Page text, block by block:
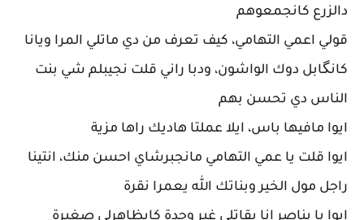
دالزرع كانجمعوهم
قولي اعمي التهامي، كيف تعرف من دي ماتلي المرا ويانا
كانگابل دوك الواشون، ودبا راني قلت نجيبلم شي بنت
الناس دي تحسن بهم
ايوا مافيها باس، ايلا عملتا هاديك راها مزية
ايوا قلت يا عمي التهامي مانجبرشاي احسن منك، انتينا
راجل مول الخير وبناتك الله يعمرا نقرة
ايوا يا بناصر انا بقاتلي غير وحدة كايظاهرلي صغيرة